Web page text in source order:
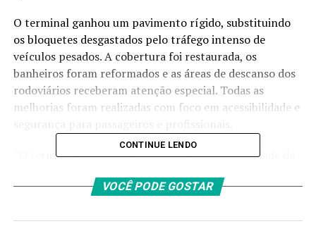
O terminal ganhou um pavimento rígido, substituindo
os bloquetes desgastados pelo tráfego intenso de
veículos pesados. A cobertura foi restaurada, os
banheiros foram reformados e as áreas de descanso dos
rodoviários receberam atenção especial. Todas as
melhorias foram realizadas com foco em acessibilidade e
“O terminal da Asa Sul é essencial para a mobilidade da
circulação, tanto de ônibus quanto de passageiros”,
Mobilidade.
CONTINUE LENDO
VOCÊ PODE GOSTAR